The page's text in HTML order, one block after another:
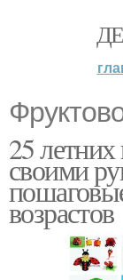
25
своими
возрастов